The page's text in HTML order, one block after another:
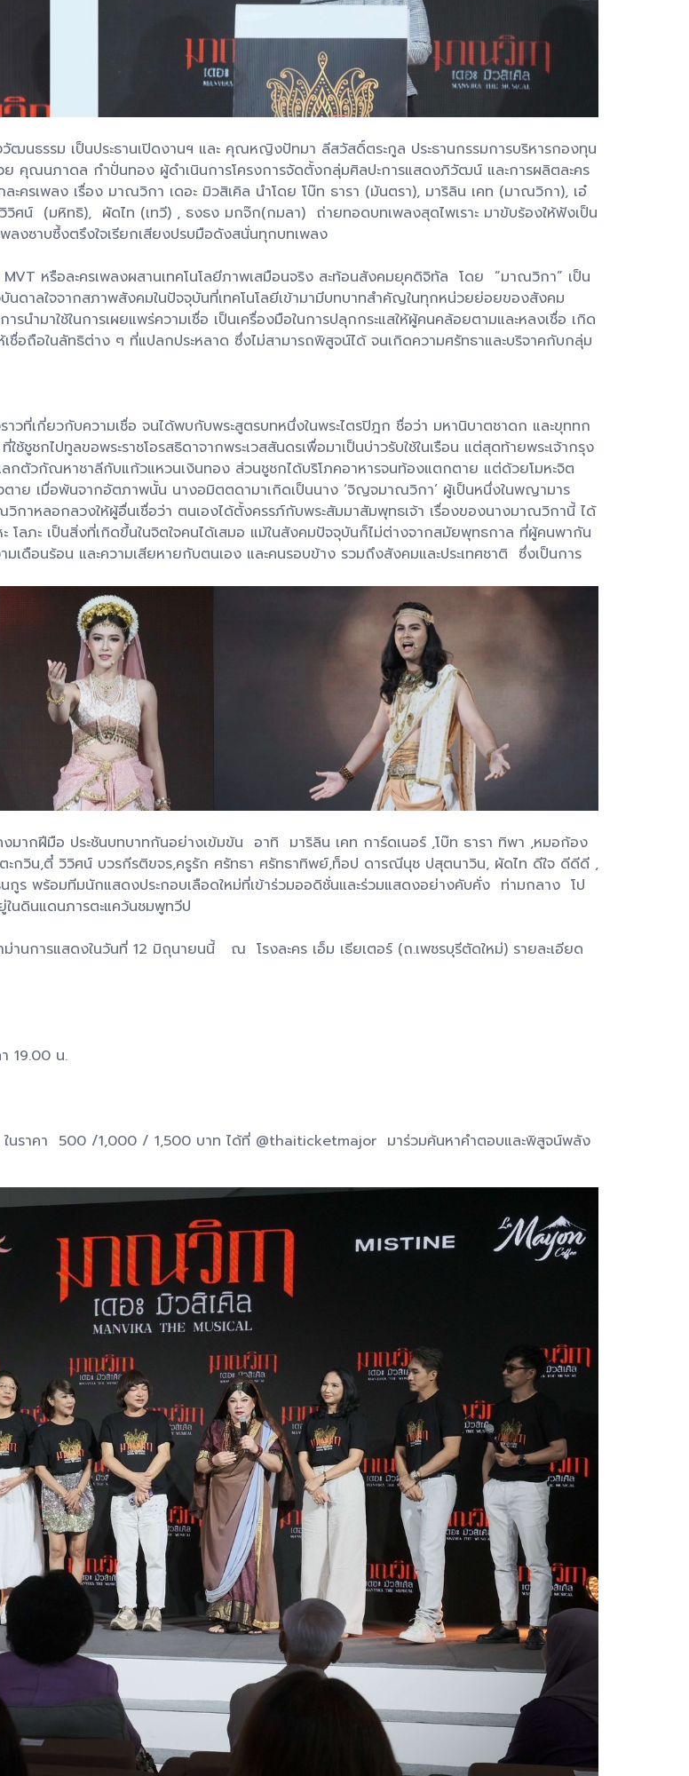
ฒนธรรม เป็นประธานเปิดงานฯ และ คุณหญิงปัทมา ลีสวัสดิ์ตระกูล ประธานกรรมการบริหารกองทุน
คุณนภาดล กำปั่นทอง ผู้ดำเนินการโครงการจัดตั้งกลุ่มศิลปะการแสดงภิวัฒน์ และการผลิตละคร
ครเพลง เรื่อง มาณวิกา เดอะ มิวสิเคิล นำโดย โบ๊ท ธารา (มันตรา), มาริลิน เคท (มาณวิกา), เอ๋
(มหิทธิ), ผัดไท (เทวี) , ธงธง มกจ๊ก(กมลา) ถ่ายทอดบทเพลงสุดไพเราะ มาขับร้องให้ฟังเป็น
งซาบซึ้งตรึงใจเรียกเสียงปรบมือดังสนั่นทุกบทเพลง
หรือละครเพลงผสานเทคโนโลยีภาพเสมือนจริง สะท้อนสังคมยุคดิจิทัล โดย “มาณวิกา” เป็น
ดาลใจจากสภาพสังคมในปัจจุบันที่เทคโนโลยีเข้ามามีบทบาทสำคัญในทุกหน่วยย่อยของสังคม
ำมาใช้ในการเผยแพร่ความเชื่อ เป็นเครื่องมือในการปลุกกระแสให้ผู้คนคล้อยตามและหลงเชื่อ เกิด
อถือในลัทธิต่าง ๆ ที่แปลกประหลาด ซึ่งไม่สามารถพิสูจน์ได้ จนเกิดความศรัทธาและบริจาคกับกลุ่ม
าวที่เกี่ยวกับความเชื่อ จนได้พบกับพระสูตรบทหนึ่งในพระไตรปิฎก ชื่อว่า มหานิบาตชาดก และขุททก
กไปทูลขอพระราชโอรสธิดาจากพระเวสสันดรเพื่อมาเป็นบ่าวรับใช้ในเรือน แต่สุดท้ายพระเจ้ากรุง
ตัวกัณหาชาลีกับแก้วแหวนเงินทอง ส่วนชูชกได้บริโภคอาหารจนท้องแตกตาย แต่ด้วยโมหะจิต
าย เมื่อพ้นจากอัตภาพนั้น นางอมิตตดามาเกิดเป็นนาง ‘จิญจมาณวิกา’ ผู้เป็นหนึ่งในพญามาร
าหลอกลวงให้ผู้อื่นเชื่อว่า ตนเองได้ตั้งครรภ์กับพระสัมมาสัมพุทธเจ้า เรื่องของนางมาณวิกานี้ ได้
โลภะ เป็นสิ่งที่เกิดขึ้นในจิตใจคนได้เสมอ แม้ในสังคมปัจจุบันก็ไม่ต่างจากสมัยพุทธกาล ที่ผู้คนพากัน
ดือนร้อน และความเสียหายกับตนเอง และคนรอบข้าง รวมถึงสังคมและประเทศชาติ ซึ่งเป็นการ
ากฝีมือ ประชันบทบาทกันอย่างเข้มข้น อาทิ มาริลิน เคท การ์ดเนอร์ ,โบ๊ท ธารา ทิพา ,หมอก้อง
น,ตี๋ วิวิศน์ บวรกีรติขจร,ครูรัก ศรัทธา ศรัทธาทิพย์,ท็อป ดารณีนุช ปสุตนาวิน, ผัดไท ดีใจ ดีดีดี ,
พร้อมทีมนักแสดงประกอบเลือดใหม่ที่เข้าร่วมออดิชั่นและร่วมแสดงอย่างคับคั่ง ท่ามกลาง โป
นดินแดนภารตะแคว้นชมพูทวีป
านการแสดงในวันที่ 12 มิถุนายนนี้ ณ โรงละคร เอ็ม เธียเตอร์ (ถ.เพชรบุรีตัดใหม่) รายละเอียด
19.00 น.
ในราคา 500 /1,000 / 1,500 บาท ได้ที่ @thaiticketmajor มาร่วมค้นหาคำตอบและพิสูจน์พลัง